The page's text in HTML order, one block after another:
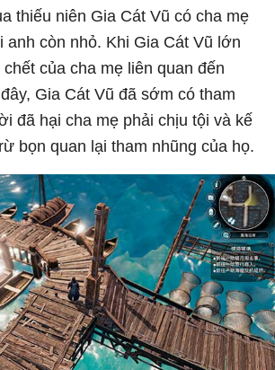
thiếu niên Gia Cát Vũ có cha mẹ
anh còn nhỏ. Khi Gia Cát Vũ lớn
của cha mẹ liên quan đến
Gia Cát Vũ đã sớm có tham
đã hại cha mẹ phải chịu tội và kế
bọn quan lại tham nhũng của họ.